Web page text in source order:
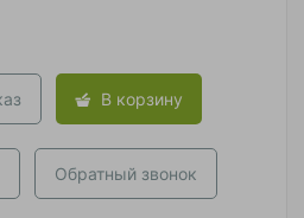
В корзину
Обратный звонок